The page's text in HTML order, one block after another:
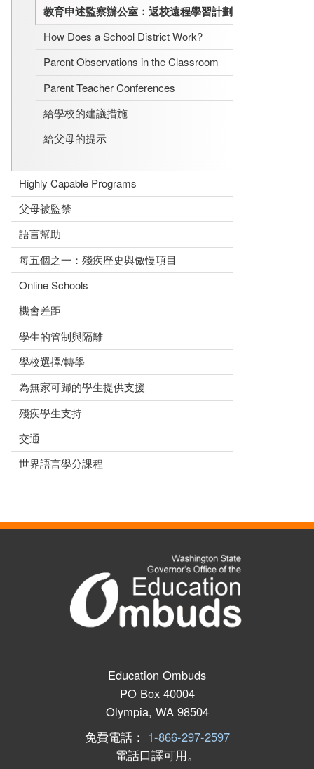
教育申述監察辦公室：返校遠程學習計劃
How Does a School District Work?
Parent Observations in the Classroom
Parent Teacher Conferences
給學校的建議措施
給父母的提示
Highly Capable Programs
父母被監禁
語言幫助
每五個之一：殘疾歷史與傲慢項目
Online Schools
機會差距
學生的管制與隔離
學校選擇/轉學
為無家可歸的學生提供支援
殘疾學生支持
交通
世界語言學分課程
Education Ombuds
PO Box 40004
Olympia, WA 98504
免費電話： 1-866-297-2597
電話口譯可用。